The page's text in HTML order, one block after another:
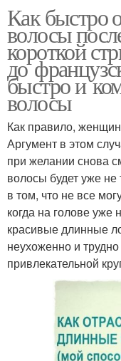
Как быстро
волосы
короткой
до
быстро и
волосы
Как правило,
Аргумент в этом
при желании снова
волосы будет уже
в том, что не все
когда на голове уже
красивые длинные
неухоженно и
привлекательной